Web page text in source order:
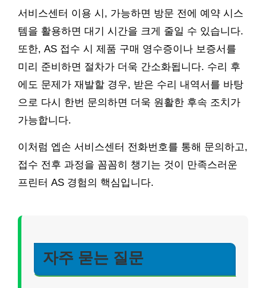
서비스센터 이용 시, 가능하면 방문 전에 예약 시스
템을 활용하면 대기 시간을 크게 줄일 수 있습니다.
또한, AS 접수 시 제품 구매 영수증이나 보증서를
미리 준비하면 절차가 더욱 간소화됩니다. 수리 후
에도 문제가 재발할 경우, 받은 수리 내역서를 바탕
으로 다시 한번 문의하면 더욱 원활한 후속 조치가
가능합니다.
이처럼 엡손 서비스센터 전화번호를 통해 문의하고,
접수 전후 과정을 꼼꼼히 챙기는 것이 만족스러운
프린터 AS 경험의 핵심입니다.
자주 묻는 질문